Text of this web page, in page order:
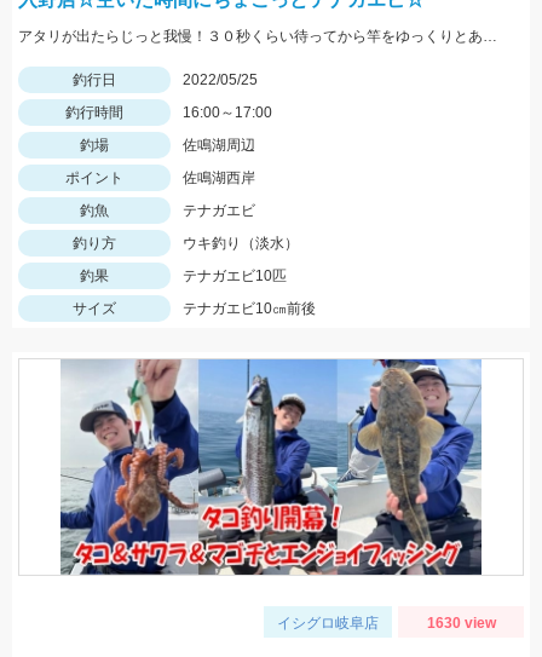
アタリが出たらじっと我慢！３０秒くらい待ってから竿をゆっくりとあげましょう。
釣行日
2022/05/25
釣行時間
16:00～17:00
釣場
佐鳴湖周辺
ポイント
佐鳴湖西岸
釣魚
テナガエビ
釣り方
ウキ釣り（淡水）
釣果
テナガエビ10匹
サイズ
テナガエビ10㎝前後
イシグロ岐阜店 1630 view